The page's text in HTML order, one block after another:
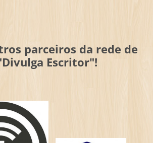
parceiros da rede de
Escritor"!